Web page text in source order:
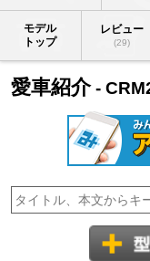
モデル
トップ
レビュー
(29)
愛車紹介-